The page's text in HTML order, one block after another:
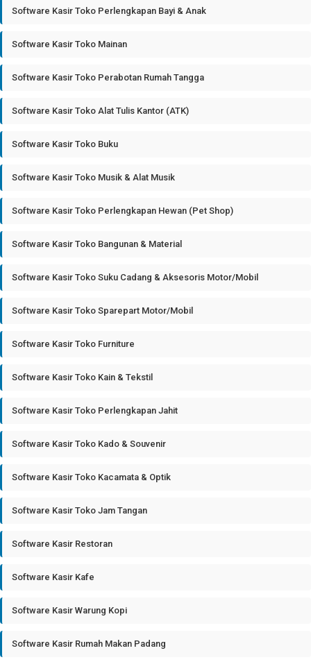
Software Kasir Toko Perlengkapan Bayi & Anak
Software Kasir Toko Mainan
Software Kasir Toko Perabotan Rumah Tangga
Software Kasir Toko Alat Tulis Kantor (ATK)
Software Kasir Toko Buku
Software Kasir Toko Musik & Alat Musik
Software Kasir Toko Perlengkapan Hewan (Pet Shop)
Software Kasir Toko Bangunan & Material
Software Kasir Toko Suku Cadang & Aksesoris Motor/Mobil
Software Kasir Toko Sparepart Motor/Mobil
Software Kasir Toko Furniture
Software Kasir Toko Kain & Tekstil
Software Kasir Toko Perlengkapan Jahit
Software Kasir Toko Kado & Souvenir
Software Kasir Toko Kacamata & Optik
Software Kasir Toko Jam Tangan
Software Kasir Restoran
Software Kasir Kafe
Software Kasir Warung Kopi
Software Kasir Rumah Makan Padang